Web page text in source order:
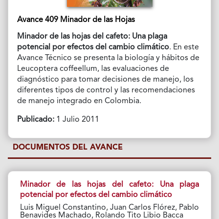
Avance 409 Minador de las Hojas
Minador de las hojas del cafeto: Una plaga
potencial por efectos del cambio climático. En este
Avance Técnico se presenta la biología y hábitos de
Leucoptera coffeellum, las evaluaciones de
diagnóstico para tomar decisiones de manejo, los
diferentes tipos de control y las recomendaciones
de manejo integrado en Colombia.
Publicado:1 Julio 2011
DOCUMENTOS DEL AVANCE
Minador de las hojas del cafeto: Una plaga
potencial por efectos del cambio climático
Luis Miguel Constantino, Juan Carlos Flórez, Pablo
Benavides Machado, Rolando Tito Libio Bacca